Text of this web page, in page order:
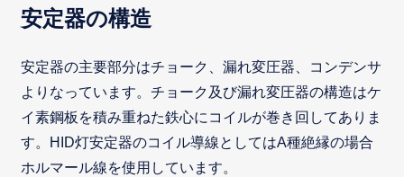
安定器の構造
安定器の主要部分はチョーク、漏れ変圧器、コンデンサ
よりなっています。チョーク及び漏れ変圧器の構造はケ
イ素鋼板を積み重ねた鉄心にコイルが巻き回してありま
す。HID灯安定器のコイル導線としてはA種絶縁の場合
ホルマール線を使用しています。